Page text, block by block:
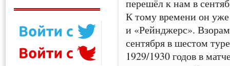
перешёл к нам в
К тому времени он уже
и «Рейнджерс».
сентября в шестом
1929/1930 годов в